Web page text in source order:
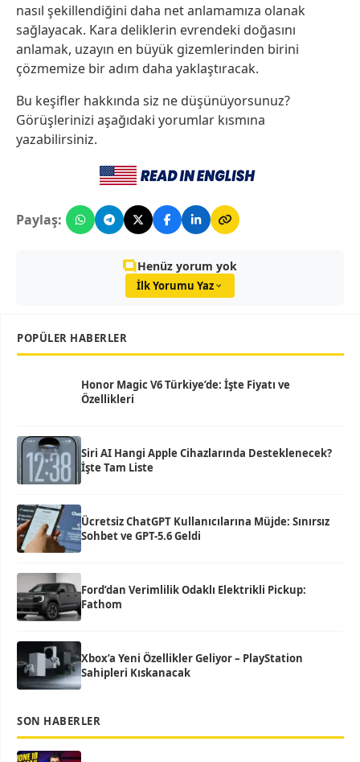
nasıl şekillendiğini daha net anlamamıza olanak
sağlayacak. Kara deliklerin evrendeki doğasını
anlamak, uzayın en büyük gizemlerinden birini
çözmemize bir adım daha yaklaştıracak.
Bu keşifler hakkında siz ne düşünüyorsunuz?
Görüşlerinizi aşağıdaki yorumlar kısmına
yazabilirsiniz.
Paylaş:
Henüz yorum yok
İlk Yorumu Yaz
POPÜLER HABERLER
Honor Magic V6 Türkiye’de: İşte Fiyatı ve
Özellikleri
Siri AI Hangi Apple Cihazlarında Desteklenecek?
İşte Tam Liste
Ücretsiz ChatGPT Kullanıcılarına Müjde: Sınırsız
Sohbet ve GPT-5.6 Geldi
Ford’dan Verimlilik Odaklı Elektrikli Pickup:
Fathom
Xbox’a Yeni Özellikler Geliyor – PlayStation
Sahipleri Kıskanacak
SON HABERLER